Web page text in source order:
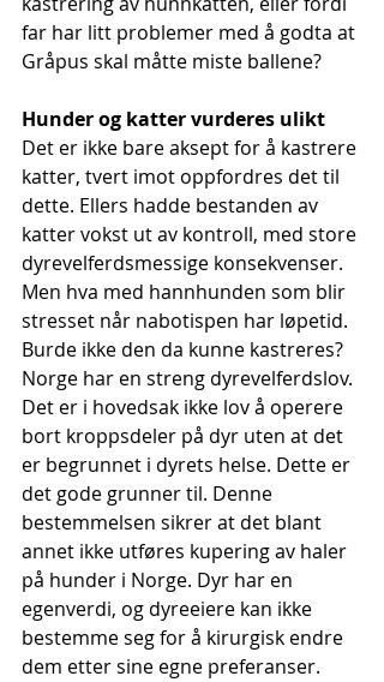
far har litt problemer med å godta at
Gråpus skal måtte miste ballene?
Hunder og katter vurderes ulikt
Det er ikke bare aksept for å kastrere
katter, tvert imot oppfordres det til
dette. Ellers hadde bestanden av
katter vokst ut av kontroll, med store
dyrevelferdsmessige konsekvenser.
Men hva med hannhunden som blir
stresset når nabotispen har løpetid.
Burde ikke den da kunne kastreres?
Norge har en streng dyrevelferdslov.
Det er i hovedsak ikke lov å operere
bort kroppsdeler på dyr uten at det
er begrunnet i dyrets helse. Dette er
det gode grunner til. Denne
bestemmelsen sikrer at det blant
annet ikke utføres kupering av haler
på hunder i Norge. Dyr har en
egenverdi, og dyreeiere kan ikke
bestemme seg for å kirurgisk endre
dem etter sine egne preferanser.